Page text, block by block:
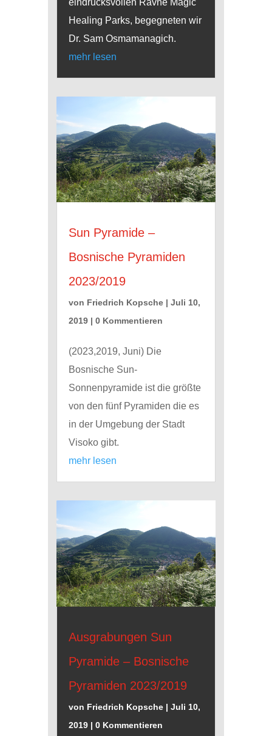
eindrucksvollen Ravne Magic
Healing Parks, begegneten wir
Dr. Sam Osmamanagich.
mehr lesen
Sun Pyramide –
Bosnische Pyramiden
2023/2019
von Friedrich Kopsche |Juli 10,
2019 | 0 Kommentieren
(2023,2019, Juni) Die
Bosnische Sun-
Sonnenpyramide ist die größte
von den fünf Pyramiden die es
in der Umgebung der Stadt
Visoko gibt.
mehr lesen
Ausgrabungen Sun
Pyramide – Bosnische
Pyramiden 2023/2019
von Friedrich Kopsche |Juli 10,
2019 | 0 Kommentieren